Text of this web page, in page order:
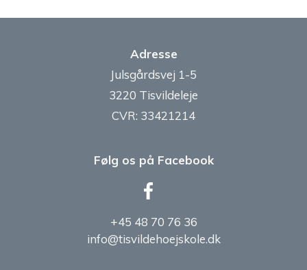
Adresse
Julsgårdsvej 1-5
3220 Tisvildeleje
CVR: 33421214
Følg os på Facebook
+45 48 70 76 36
info@tisvildehoejskole.dk